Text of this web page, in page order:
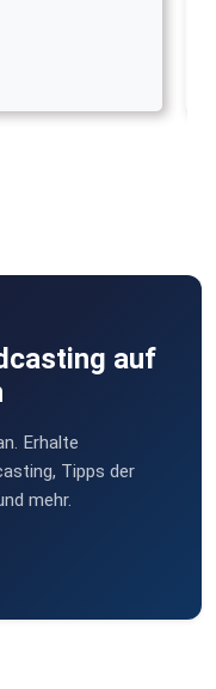
auf
Erhalte
Tipps der
mehr.